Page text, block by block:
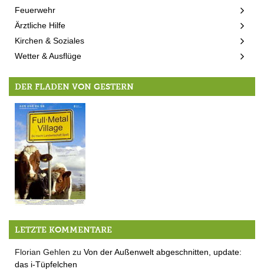
Feuerwehr
Ärztliche Hilfe
Kirchen & Soziales
Wetter & Ausflüge
DER FLADEN VON GESTERN
Wacken für Trachtler
LETZTE KOMMENTARE
Florian Gehlen zu Von der Außenwelt abgeschnitten, update:
das i-Tüpfelchen